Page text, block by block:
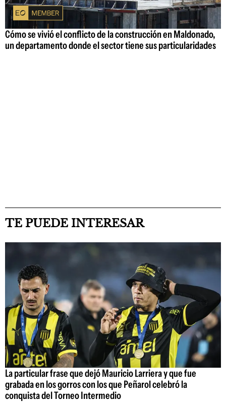
Cómo se vivió el conflicto de la construcción en Maldonado,
un departamento donde el sector tiene sus particularidades
TE PUEDE INTERESAR
La particular frase que dejó Mauricio Larriera y que fue
grabada en los gorros con los que Peñarol celebró la
conquista del Torneo Intermedio